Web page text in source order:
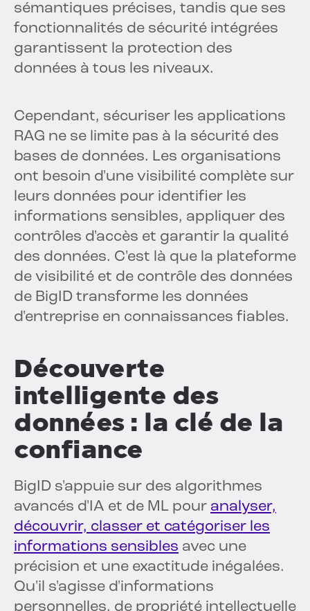
sémantiques précises, tandis que ses
fonctionnalités de sécurité intégrées
garantissent la protection des
données à tous les niveaux.
Cependant, sécuriser les applications
RAG ne se limite pas à la sécurité des
bases de données. Les organisations
ont besoin d'une visibilité complète sur
leurs données pour identifier les
informations sensibles, appliquer des
contrôles d'accès et garantir la qualité
des données. C'est là que la plateforme
de visibilité et de contrôle des données
de BigID transforme les données
d'entreprise en connaissances fiables.
Découverte
intelligente des
données : la clé de la
confiance
BigID s'appuie sur des algorithmes
avancés d'IA et de ML pour analyser,
découvrir, classer et catégoriser les
informations sensibles avec une
précision et une exactitude inégalées.
Qu'il s'agisse d'informations
personnelles, de propriété intellectuelle